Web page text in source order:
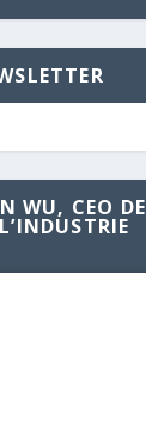
WU, CEO DE